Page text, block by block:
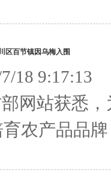
区百节镇因乌梅入围
18 9:17:13
网站获悉
农产品品